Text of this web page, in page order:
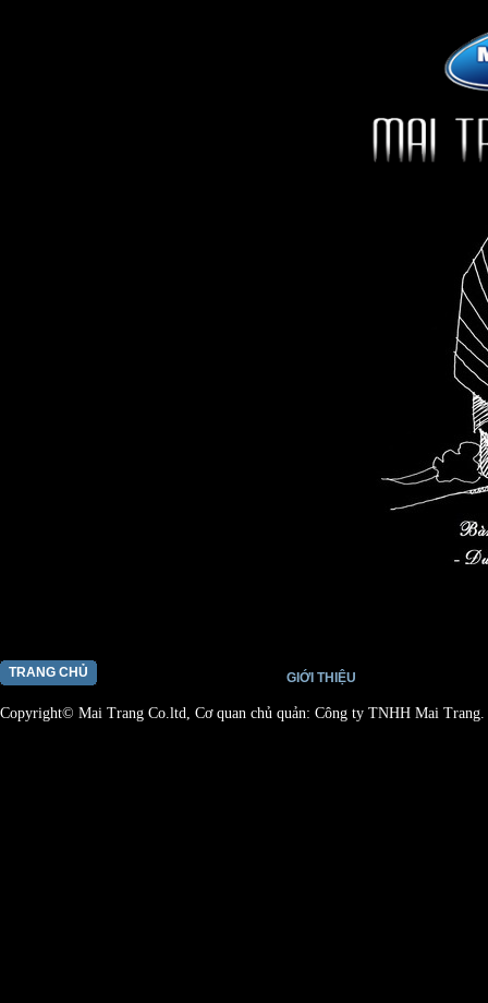
TRANG CHỦ GIỚI THIỆU
Copyright© Mai Trang Co.ltd, Cơ quan chủ quản: Công ty TNHH Mai Trang.